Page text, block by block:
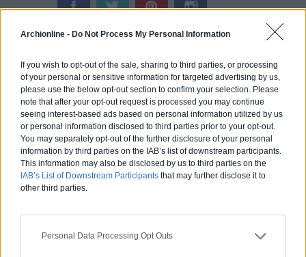
Archionline - Do Not Process My Personal Information
If you wish to opt-out of the sale, sharing to third parties, or processing
of your personal or sensitive information for targeted advertising by us,
please use the below opt-out section to confirm your selection. Please
note that after your opt-out request is processed you may continue
seeing interest-based ads based on personal information utilized by us
or personal information disclosed to third parties prior to your opt-out.
You may separately opt-out of the further disclosure of your personal
information by third parties on the IAB’s list of downstream participants.
This information may also be disclosed by us to third parties on the
IAB’s List of Downstream Participants that may further disclose it to
other third parties.
Personal Data Processing Opt Outs
Calculateur Rénovation